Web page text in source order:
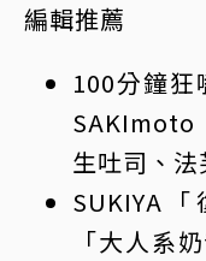
編輯推薦
100分鐘狂
SAKImoto
生吐司、
SUKIYA
「大人系